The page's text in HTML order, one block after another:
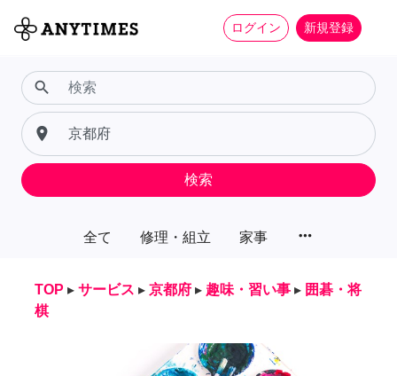
ログイン 新規登録
全て 修理・組立 家事 more_horiz
search
place
検索
TOP ▸ サービス ▸ 京都府 ▸ 趣味・習い事 ▸ 囲碁・将
棋